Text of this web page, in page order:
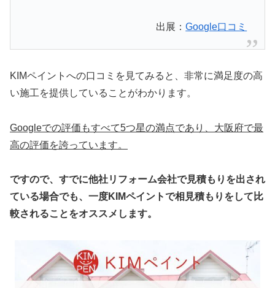
出展：Google口コミ
KIMペイントへの口コミを見てみると、非常に満足度の高
い施工を提供していることがわかります。
Googleでの評価もすべて5つ星の満点であり、大阪府で最
高の評価を誇っています。
ですので、すでに他社リフォーム会社で見積もりを出され
ている場合でも、一度KIMペイントで相見積もりをして比
較されることをオススメします。